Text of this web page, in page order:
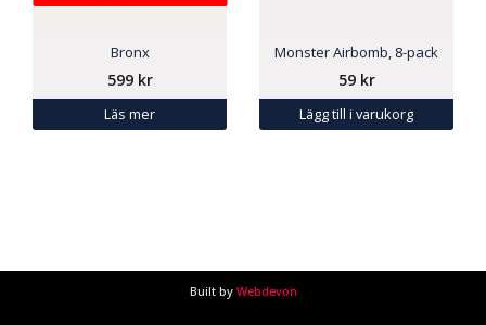
Bronx
599 kr
Läs mer
Monster Airbomb, 8-pack
59 kr
Lägg till i varukorg
Built by Webdevon